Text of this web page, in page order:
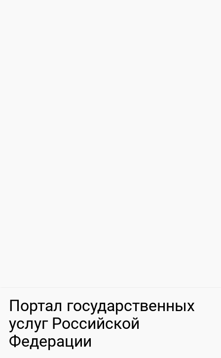
Портал государственных
услуг Российской
Федерации